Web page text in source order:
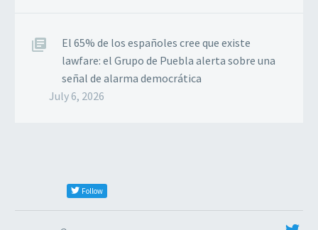
El 65% de los españoles cree que existe
lawfare: el Grupo de Puebla alerta sobre una
señal de alarma democrática
July 6, 2026
Follow